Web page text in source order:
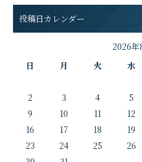
投稿日カレンダー
2026年
日
月 火 水
2
3 4 5
9
10 11 12
16
17 18 19
23
24 25 26